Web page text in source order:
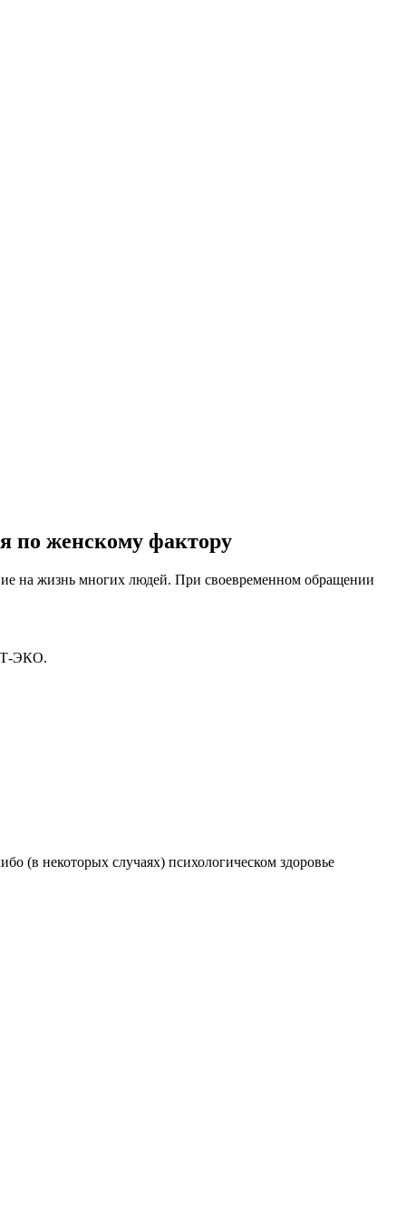
по женскому фактору
на жизнь многих людей. При своевременном обращении
ЭКО.
(в некоторых случаях) психологическом здоровье